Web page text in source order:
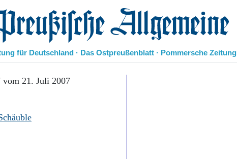
Allgemeine Zeitung
für Deutschland · Das Ostpreußenblatt · Pommersche Zeitung
vom 21. Juli 2007